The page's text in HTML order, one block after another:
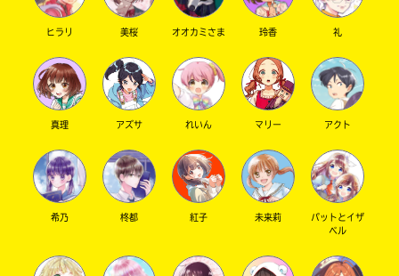
キーワードから探す
オフィシャルアカウント
ヒラリ 美桜 オオカミさま 玲香 礼
真理 アズサ れいん マリー アクト
希乃 柊都 紅子 未来莉
パットとイザ
ベル